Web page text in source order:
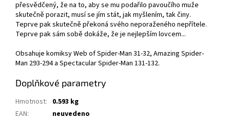
přesvědčený, že na to, aby se mu podařilo pavoučího muže
skutečně porazit, musí se jím stát, jak myšlením, tak činy.
Teprve pak skutečně překoná svého neporaženého nepřítele.
Teprve pak sám sobě dokáže, že je nejlepším lovcem...
Obsahuje komiksy Web of Spider-Man 31-32, Amazing Spider-
Man 293-294 a Spectacular Spider-Man 131-132.
Doplňkové parametry
Hmotnost: 0.593 kg
EAN:
neuvedeno